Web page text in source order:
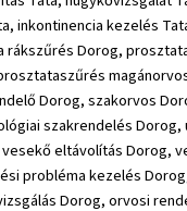
inkontinencia kezelés
rákszűrés Dorog,
Dorog, szakorvos
szakrendelés Dorog,
eltávolítás Dorog,
probléma kezelés
Dorog, orvosi